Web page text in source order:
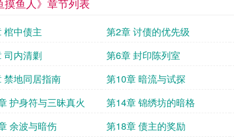
棺中债主 第2章 讨债的优先级
司内清剿
第6章 封印陈列室
禁地同居指南
第10章 暗流与试探
护身符与三昧真火
第14章 锦绣坊的暗格
余波与暗伤
第18章 债主的奖励